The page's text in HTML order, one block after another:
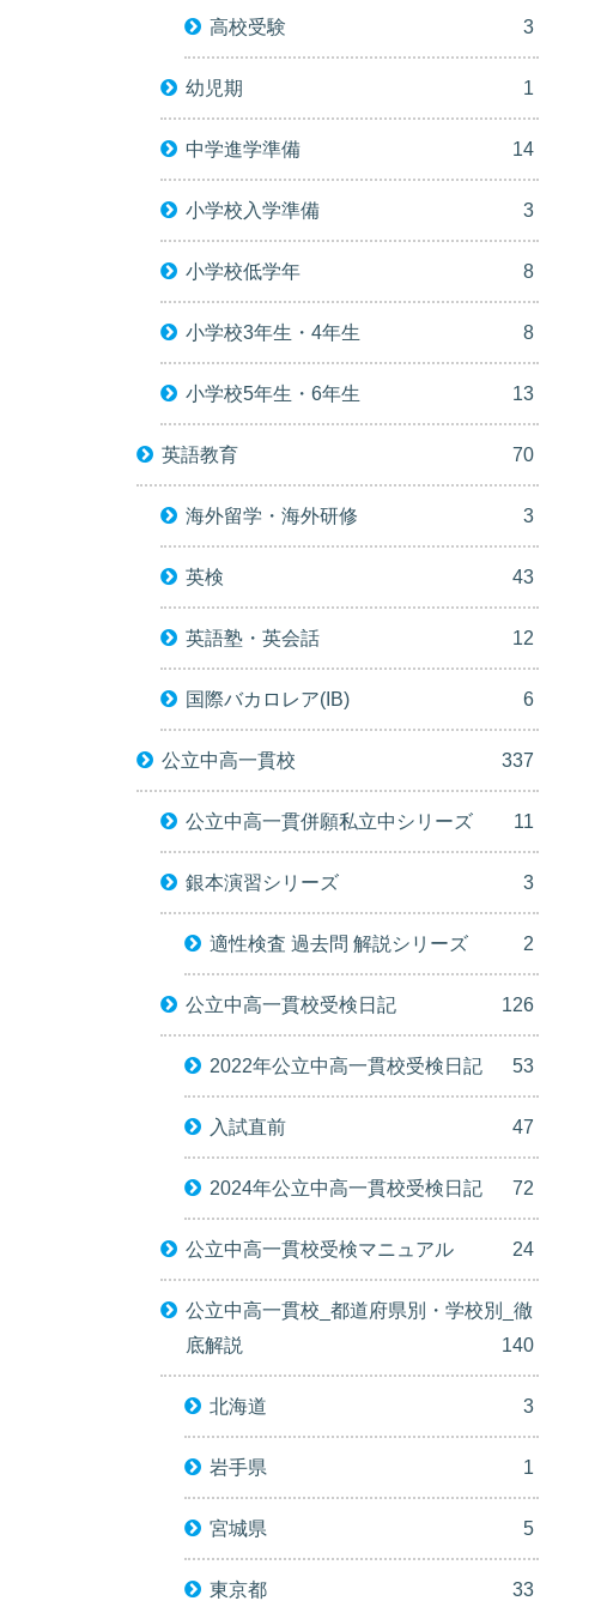
高校受験 3
幼児期 1
中学進学準備 14
小学校入学準備 3
小学校低学年 8
小学校3年生・4年生 8
小学校5年生・6年生 13
英語教育 70
海外留学・海外研修 3
英検 43
英語塾・英会話 12
国際バカロレア(IB) 6
公立中高一貫校 337
公立中高一貫併願私立中シリーズ 11
銀本演習シリーズ 3
適性検査 過去問 解説シリーズ 2
公立中高一貫校受検日記 126
2022年公立中高一貫校受検日記 53
入試直前 47
2024年公立中高一貫校受検日記 72
公立中高一貫校受検マニュアル 24
公立中高一貫校_都道府県別・学校別_徹
底解説
140
北海道 3
岩手県 1
宮城県 5
東京都 33